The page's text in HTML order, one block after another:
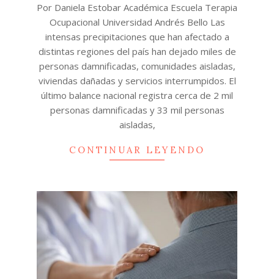
22
Por Daniela Estobar Académica Escuela Terapia
Ocupacional Universidad Andrés Bello Las
intensas precipitaciones que han afectado a
distintas regiones del país han dejado miles de
personas damnificadas, comunidades aisladas,
viviendas dañadas y servicios interrumpidos. El
último balance nacional registra cerca de 2 mil
personas damnificadas y 33 mil personas
aisladas,
CONTINUAR LEYENDO